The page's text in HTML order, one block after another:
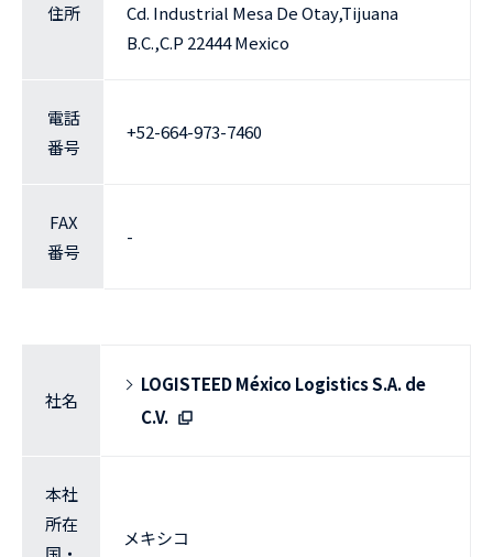
住所
Cd. Industrial Mesa De Otay,Tijuana
B.C.,C.P 22444 Mexico
電話
番号
+52-664-973-7460
FAX
番号
-
社名
LOGISTEED México Logistics S.A. de
C.V.
本社
所在
メキシコ